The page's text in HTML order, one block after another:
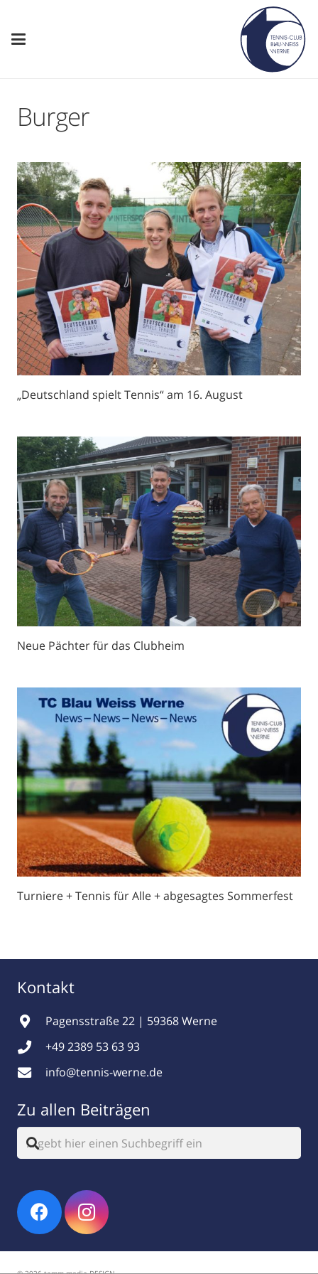
Burger
„Deutschland spielt Tennis“ am 16. August
Neue Pächter für das Clubheim
Turniere + Tennis für Alle + abgesagtes Sommerfest
Kontakt
Pagensstraße 22 | 59368 Werne
+49 2389 53 63 93
info@tennis-werne.de
Zu allen Beiträgen